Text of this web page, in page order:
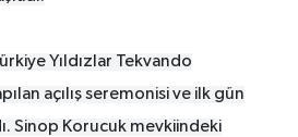
Yıldızlar Tekvando
açılış seremonisi ve ilk gün
Sinop Korucuk mevkiindeki